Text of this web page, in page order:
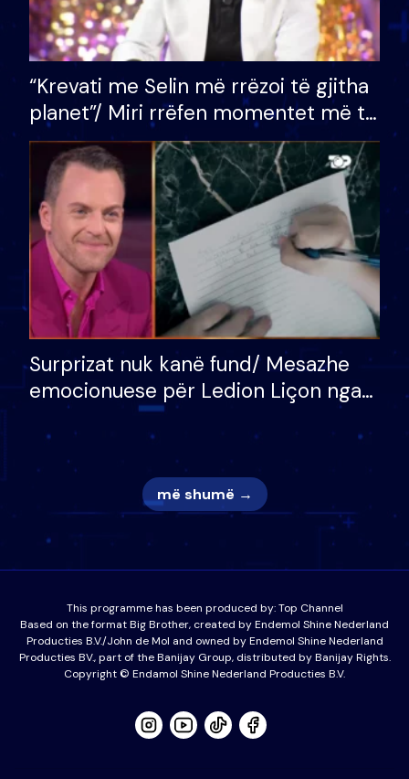
“Krevati me Selin më rrëzoi të gjitha
planet”/ Miri rrëfen momentet më të
bukura në shtëpinë e BB VIP: Do më
mungojë zilja e mëngjesit kur…
Surprizat nuk kanë fund/ Mesazhe
emocionuese për Ledion Liçon nga
nëna dhe fëmijët e tij, moderatori
nuk i mban dot lotët: Nuk meritoj…
më shumë →
This programme has been produced by:Top Channel
Based on the format Big Brother, created by Endemol Shine Nederland
Producties B.V./John de Mol and owned by Endemol Shine Nederland
Producties BV., part of the Banijay Group, distributed by Banijay Rights.
Copyright © Endamol Shine Nederland Producties B.V.